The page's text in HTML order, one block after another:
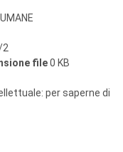
2
file0 KB
per saperne di